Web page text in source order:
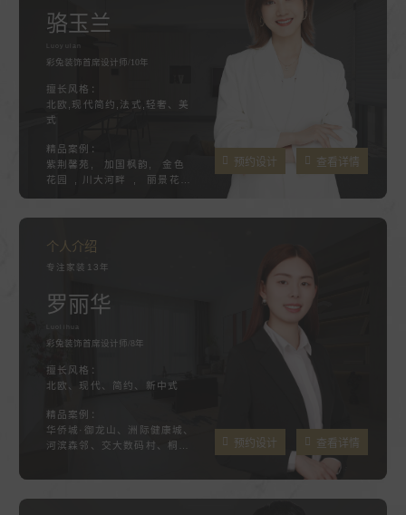
骆玉兰
Luoyulan
彩兔装饰首席设计师/10年
擅长风格：
北欧,现代简约,法式,轻奢、美
式
精品案例：
紫荆馨苑, 加国枫韵, 金色
花园 , 川大河畔 , 丽景花
预约设计 查看详情
个人介绍
专注家装13年
罗丽华
Luolihua
彩兔装饰首席设计师/8年
擅长风格：
北欧、现代、简约、新中式
精品案例：
华侨城·御龙山、洲际健康城、
河滨森邻、交大数码村、桐梓
预约设计 查看详情